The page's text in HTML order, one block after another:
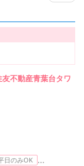
友不動産青葉台タワ
一生命ビルディン
ヴェイユ 201号室
ストビル4階E1号
日のみOK ...